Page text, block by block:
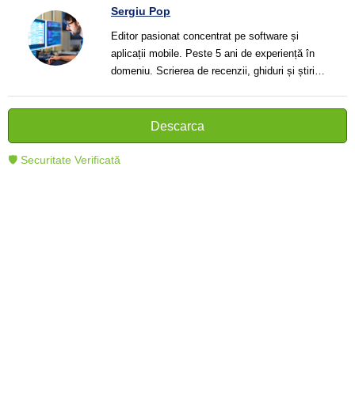
Sergiu Pop
Editor pasionat concentrat pe software și
aplicații mobile. Peste 5 ani de experiență în
domeniu. Scrierea de recenzii, ghiduri și știri.
cititorii să înțeleagă și să folosească mai bine
tehnologia modernă.
Descarca
🛡 Securitate Verificată